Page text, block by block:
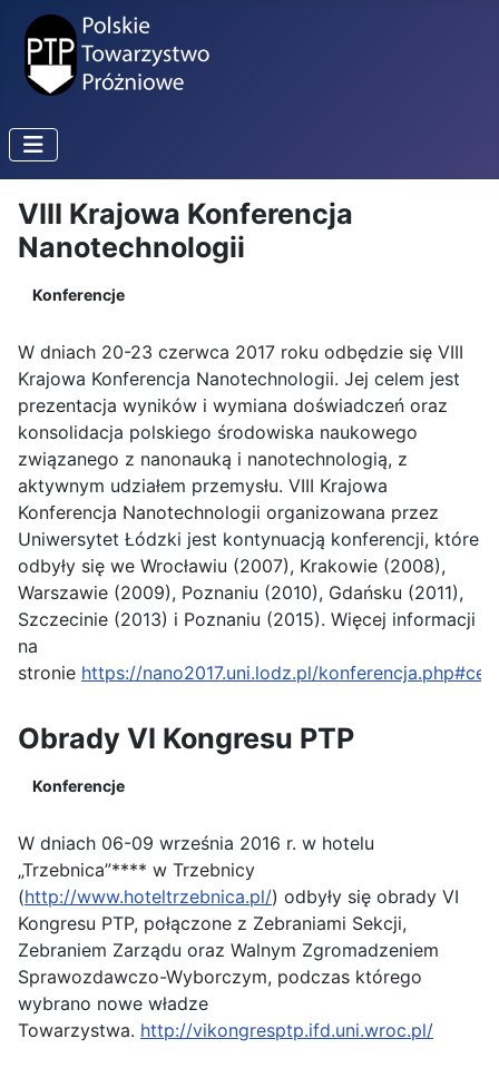
VIII Krajowa Konferencja
Nanotechnologii
Konferencje
W dniach 20-23 czerwca 2017 roku odbędzie się VIII
Krajowa Konferencja Nanotechnologii. Jej celem jest
prezentacja wyników i wymiana doświadczeń oraz
konsolidacja polskiego środowiska naukowego
związanego z nanonauką i nanotechnologią, z
aktywnym udziałem przemysłu. VIII Krajowa
Konferencja Nanotechnologii organizowana przez
Uniwersytet Łódzki jest kontynuacją konferencji, które
odbyły się we Wrocławiu (2007), Krakowie (2008),
Warszawie (2009), Poznaniu (2010), Gdańsku (2011),
Szczecinie (2013) i Poznaniu (2015). Więcej informacji
na
stronie https://nano2017.uni.lodz.pl/konferencja.php#cel
Obrady VI Kongresu PTP
Konferencje
W dniach 06-09 września 2016 r. w hotelu
„Trzebnica”**** w Trzebnicy
(http://www.hoteltrzebnica.pl/) odbyły się obrady VI
Kongresu PTP, połączone z Zebraniami Sekcji,
Zebraniem Zarządu oraz Walnym Zgromadzeniem
Sprawozdawczo-Wyborczym, podczas którego
wybrano nowe władze
Towarzystwa. http://vikongresptp.ifd.uni.wroc.pl/